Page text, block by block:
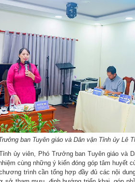
ban Tuyên giáo và​ ​Dân vận Tỉnh ủy Lê
ủy viên, Phó Trưởng ban Tuyên giáo và
cùng những ý kiến đóng góp tâm huyết
trình cần tổng hợp đầy đủ các nội